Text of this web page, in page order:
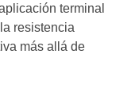
terminal
resistencia
más allá de